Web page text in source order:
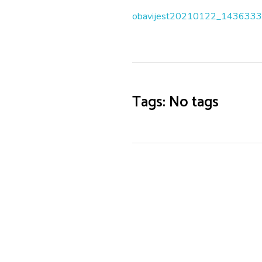
Tags: No tags